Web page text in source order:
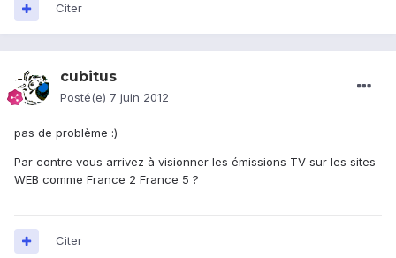
Citer
cubitus
Posté(e) 7 juin 2012
pas de problème :)
Par contre vous arrivez à visionner les émissions TV sur les sites
WEB comme France 2 France 5 ?
Citer